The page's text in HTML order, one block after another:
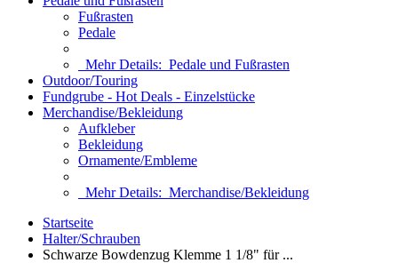
Fußrasten
Pedale
Mehr Details: Pedale und Fußrasten
Outdoor/Touring
Fundgrube - Hot Deals - Einzelstücke
Merchandise/Bekleidung
Aufkleber
Bekleidung
Ornamente/Embleme
Mehr Details: Merchandise/Bekleidung
Startseite
Halter/Schrauben
Schwarze Bowdenzug Klemme 1 1/8" für ...